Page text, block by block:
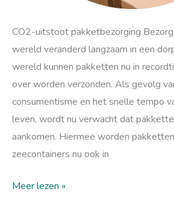
CO2-uitstoot pakketbezorging
wereld veranderd langzaam in een
wereld kunnen pakketten nu in
over worden verzonden. Als gevolg
consumentisme en het snelle tempo
leven, wordt nu verwacht dat
aankomen. Hiermee worden
zeecontainers nu ook in
Meer lezen »